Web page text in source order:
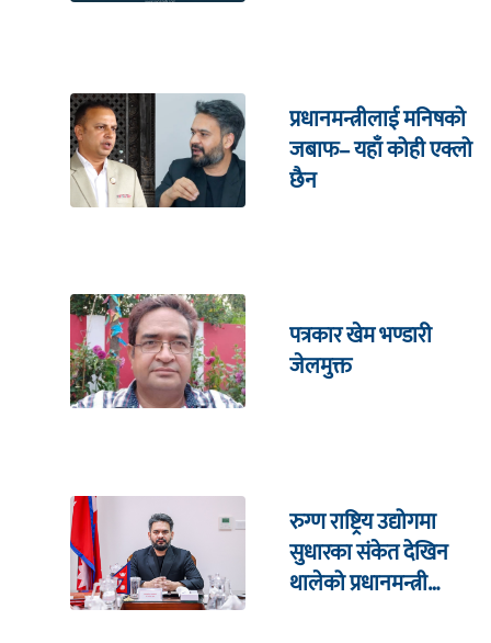
प्रधानमन्त्रीलाई मनिषको
जबाफ– यहाँ कोही एक्लो
छैन
पत्रकार खेम भण्डारी
जेलमुक्त
रुग्ण राष्ट्रिय उद्योगमा
सुधारका संकेत देखिन
थालेको प्रधानमन्त्री